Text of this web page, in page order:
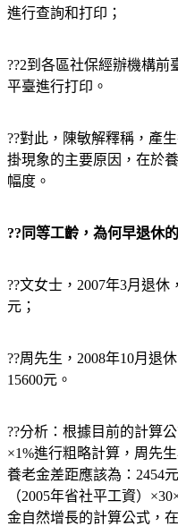
進行查詢和打印；
??2到各區社保經辦機構
平臺進行打印。
??對此，陳敏解釋稱，產
掛現象的主要原因，在於
幅度。
??同等工齡，為何早退休
??文女士，2007年3月退休
元；
??周先生，2008年10月退
15600元。
??分析：根據目前的計算
×1%進行粗略計算，周先
養老金差距應該為：2454
（2005年省社平工資）
金自然增長的計算公式，